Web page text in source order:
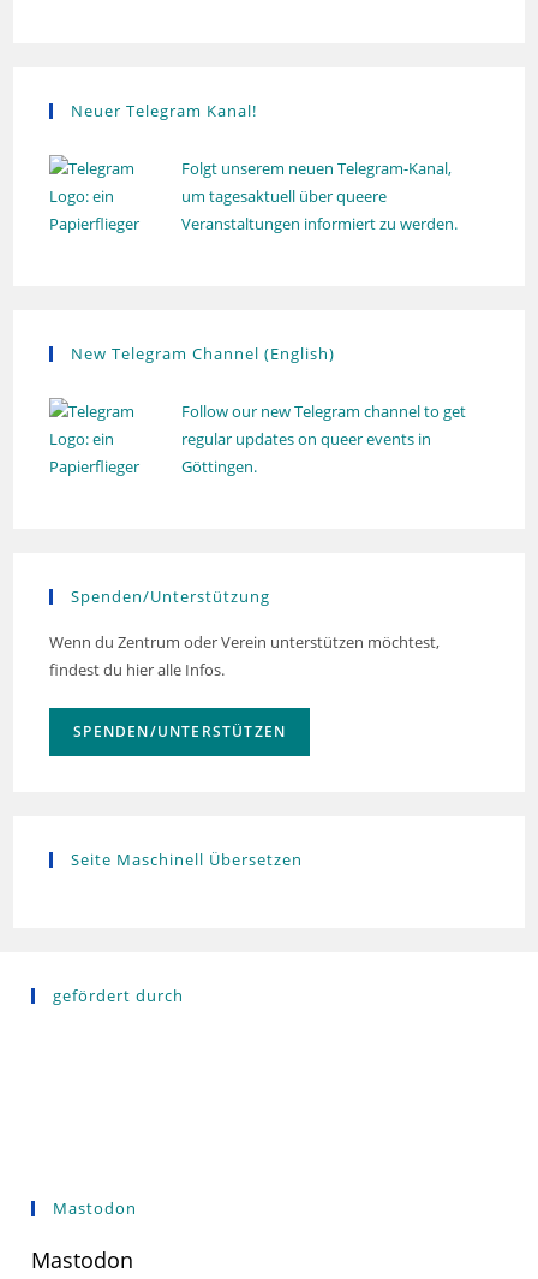
Neuer Telegram Kanal!
Folgt unserem neuen Telegram-Kanal,
um tagesaktuell über queere
Veranstaltungen informiert zu werden.
New Telegram Channel (English)
Follow our new Telegram channel to get
regular updates on queer events in
Göttingen.
Spenden/Unterstützung
Wenn du Zentrum oder Verein unterstützen möchtest,
findest du hier alle Infos.
SPENDEN/UNTERSTÜTZEN
Seite Maschinell Übersetzen
gefördert durch
Mastodon
Mastodon